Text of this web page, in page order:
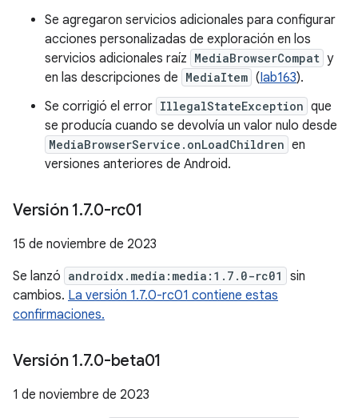
Se agregaron servicios adicionales para configurar
acciones personalizadas de exploración en los
servicios adicionales raíz MediaBrowserCompat y
en las descripciones de MediaItem (Iab163).
Se corrigió el error IllegalStateException que
se producía cuando se devolvía un valor nulo desde
MediaBrowserService.onLoadChildren en
versiones anteriores de Android.
Versión 1.7.0-rc01
15 de noviembre de 2023
Se lanzó androidx.media:media:1.7.0-rc01
sin
cambios. La versión 1.7.0-rc01 contiene estas
confirmaciones.
Versión 1.7.0-beta01
1 de noviembre de 2023